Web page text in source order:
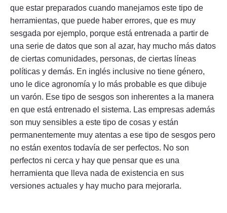
que estar preparados cuando manejamos este tipo de
herramientas, que puede haber errores, que es muy
sesgada por ejemplo, porque está entrenada a partir de
una serie de datos que son al azar, hay mucho más datos
de ciertas comunidades, personas, de ciertas líneas
políticas y demás. En inglés inclusive no tiene género,
uno le dice agronomía y lo más probable es que dibuje
un varón. Ese tipo de sesgos son inherentes a la manera
en que está entrenado el sistema. Las empresas además
son muy sensibles a este tipo de cosas y están
permanentemente muy atentas a ese tipo de sesgos pero
no están exentos todavía de ser perfectos. No son
perfectos ni cerca y hay que pensar que es una
herramienta que lleva nada de existencia en sus
versiones actuales y hay mucho para mejorarla.